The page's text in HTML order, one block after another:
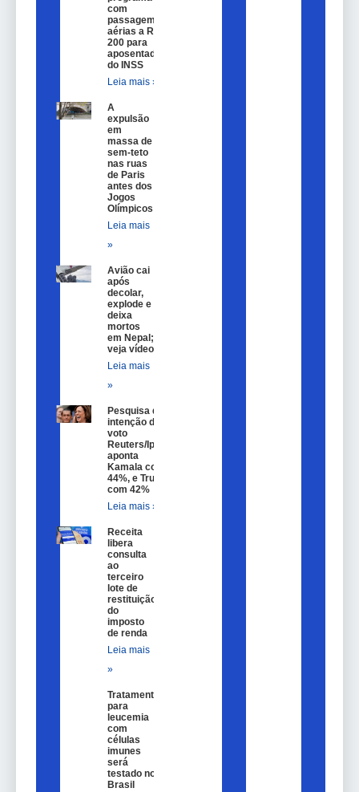
com
passagem
aérias a R$
200 para
aposentados
do INSS
Leia mais »
A
expulsão
em
massa de
sem-teto
nas ruas
de Paris
antes dos
Jogos
Olímpicos
Leia mais
»
Avião cai
após
decolar,
explode e
deixa
mortos
em Nepal;
veja vídeo
Leia mais
»
Pesquisa de
intenção de
voto
Reuters/Ipsos
aponta
Kamala com
44%, e Trump
com 42%
Leia mais »
Receita
libera
consulta
ao
terceiro
lote de
restituição
do
imposto
de renda
Leia mais
»
Tratamento
para
leucemia
com
células
imunes
será
testado no
Brasil